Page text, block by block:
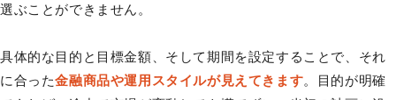
選ぶことができません。
具体的な目的と目標金額、そして期間を設定することで、それ
に合った金融商品や運用スタイルが見えてきます。目的が明確